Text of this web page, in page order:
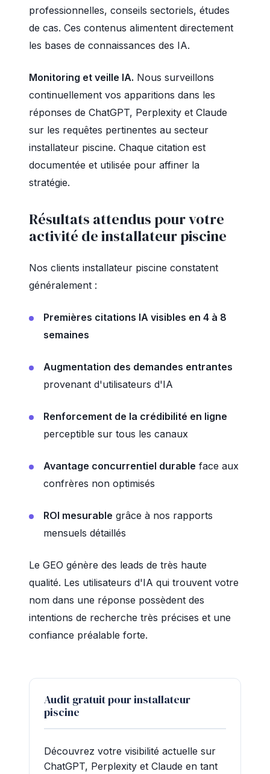
professionnelles, conseils sectoriels, études
de cas. Ces contenus alimentent directement
les bases de connaissances des IA.
Monitoring et veille IA. Nous surveillons
continuellement vos apparitions dans les
réponses de ChatGPT, Perplexity et Claude
sur les requêtes pertinentes au secteur
installateur piscine. Chaque citation est
documentée et utilisée pour affiner la
stratégie.
Résultats attendus pour votre
activité de installateur piscine
Nos clients installateur piscine constatent
généralement :
Premières citations IA visibles en 4 à 8
semaines
Augmentation des demandes entrantes
provenant d'utilisateurs d'IA
Renforcement de la crédibilité en ligne
perceptible sur tous les canaux
Avantage concurrentiel durable face aux
confrères non optimisés
ROI mesurable grâce à nos rapports
mensuels détaillés
Le GEO génère des leads de très haute
qualité. Les utilisateurs d'IA qui trouvent votre
nom dans une réponse possèdent des
intentions de recherche très précises et une
confiance préalable forte.
Audit gratuit pour installateur
piscine
Découvrez votre visibilité actuelle sur
ChatGPT, Perplexity et Claude en tant